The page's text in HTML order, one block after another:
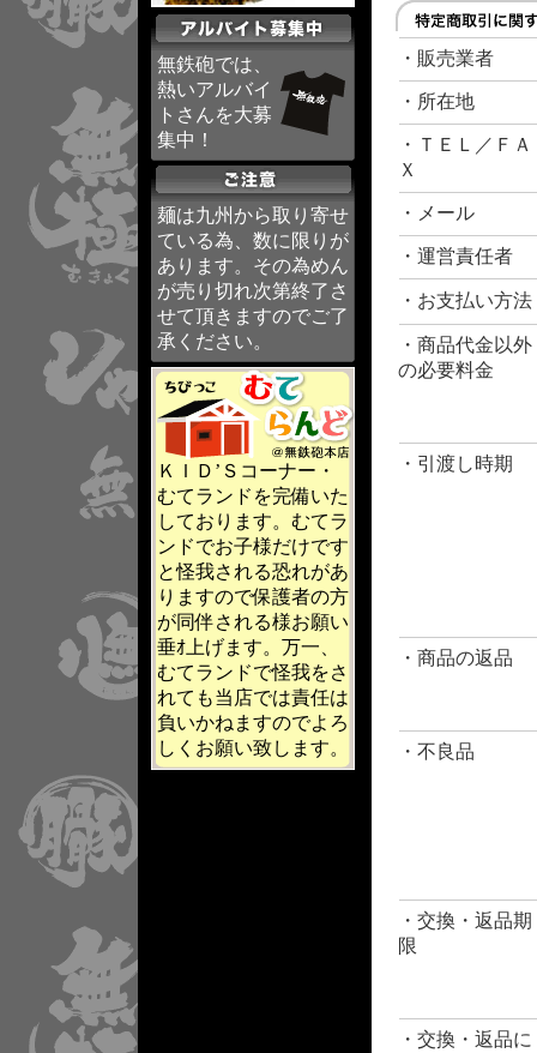
無鉄砲では、
熱いアルバイ
トさんを大募
集中！
麺は九州から取り寄せ
ている為、数に限りが
あります。その為めん
が売り切れ次第終了さ
せて頂きますのでご了
承ください。
ＫＩＤ’Ｓコーナー・
むてランドを完備いた
しております。むてラ
ンドでお子様だけです
と怪我される恐れがあ
りますので保護者の方
が同伴される様お願い
垂ｵ上げます。万一、
むてランドで怪我をさ
れても当店では責任は
負いかねますのでよろ
しくお願い致します。
・販売業者
・所在地
・ＴＥＬ／ＦＡ
Ｘ
・メール
・運営責任者
・お支払い方法
・商品代金以外
の必要料金
・引渡し時期
・商品の返品
・不良品
・交換・返品期
限
・交換・返品に